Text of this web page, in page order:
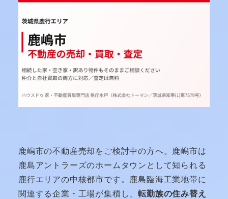
鹿嶋市の不動産売却をご検討中の方へ。鹿嶋市は
鹿島アントラーズのホームタウンとして知られる
鹿行エリアの中核都市です。鹿島臨海工業地帯に
関連する企業・工場が集積し、転勤族の住み替え